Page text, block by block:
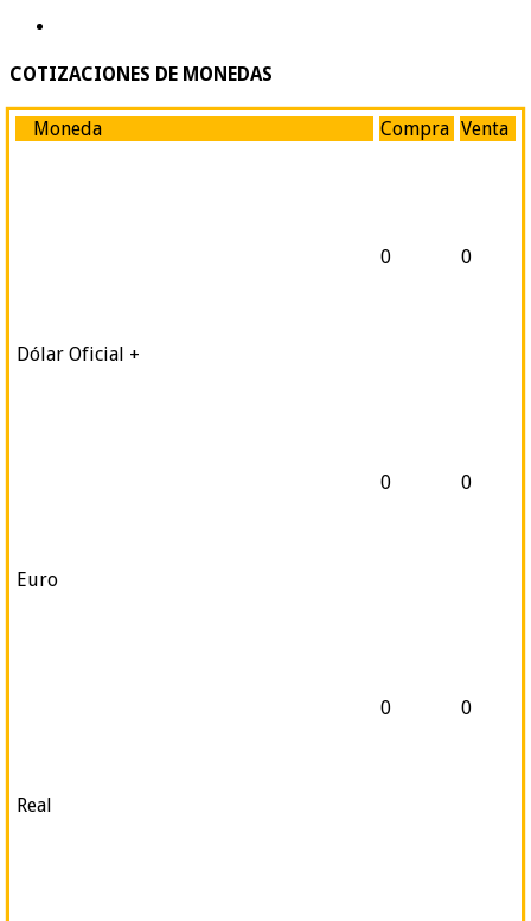
COTIZACIONES DE MONEDAS
Moneda Compra Venta
Dólar Oficial +
0 0
Euro
0 0
Real
0 0